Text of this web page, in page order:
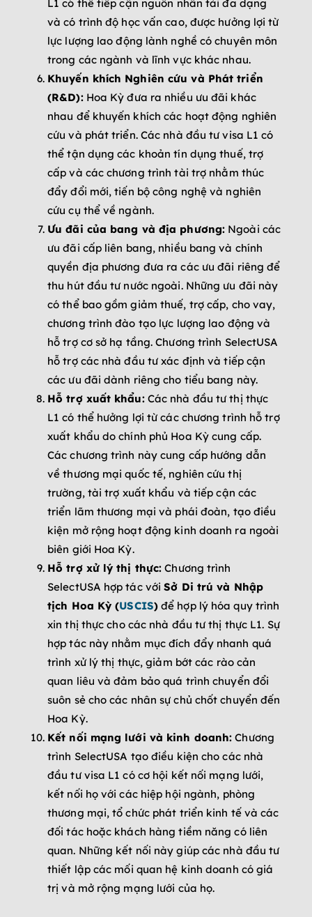
L1 có thể tiếp cận nguồn nhân tài đa dạng
và có trình độ học vấn cao, được hưởng lợi từ
lực lượng lao động lành nghề có chuyên môn
trong các ngành và lĩnh vực khác nhau.
Khuyến khích Nghiên cứu và Phát triển
(R&D):Hoa Kỳ đưa ra nhiều ưu đãi khác
nhau để khuyến khích các hoạt động nghiên
cứu và phát triển. Các nhà đầu tư visa L1 có
thể tận dụng các khoản tín dụng thuế, trợ
cấp và các chương trình tài trợ nhằm thúc
đẩy đổi mới, tiến bộ công nghệ và nghiên
cứu cụ thể về ngành.
Ưu đãi của bang và địa phương: Ngoài các
ưu đãi cấp liên bang, nhiều bang và chính
quyền địa phương đưa ra các ưu đãi riêng để
thu hút đầu tư nước ngoài. Những ưu đãi này
có thể bao gồm giảm thuế, trợ cấp, cho vay,
chương trình đào tạo lực lượng lao động và
hỗ trợ cơ sở hạ tầng. Chương trình SelectUSA
hỗ trợ các nhà đầu tư xác định và tiếp cận
các ưu đãi dành riêng cho tiểu bang này.
Hỗ trợ xuất khẩu:Các nhà đầu tư thị thực
L1 có thể hưởng lợi từ các chương trình hỗ trợ
xuất khẩu do chính phủ Hoa Kỳ cung cấp.
Các chương trình này cung cấp hướng dẫn
về thương mại quốc tế, nghiên cứu thị
trường, tài trợ xuất khẩu và tiếp cận các
triển lãm thương mại và phái đoàn, tạo điều
kiện mở rộng hoạt động kinh doanh ra ngoài
biên giới Hoa Kỳ.
Hỗ trợ xử lý thị thực: Chương trình
SelectUSA hợp tác vớiSở Di trú và Nhập
tịch Hoa Kỳ (USCIS)để hợp lý hóa quy trình
xin thị thực cho các nhà đầu tư thị thực L1. Sự
hợp tác này nhằm mục đích đẩy nhanh quá
trình xử lý thị thực, giảm bớt các rào cản
quan liêu và đảm bảo quá trình chuyển đổi
suôn sẻ cho các nhân sự chủ chốt chuyển đến
Hoa Kỳ.
Kết nối mạng lưới và kinh doanh: Chương
trình SelectUSA tạo điều kiện cho các nhà
đầu tư visa L1 có cơ hội kết nối mạng lưới,
kết nối họ với các hiệp hội ngành, phòng
thương mại, tổ chức phát triển kinh tế và các
đối tác hoặc khách hàng tiềm năng có liên
quan. Những kết nối này giúp các nhà đầu tư
thiết lập các mối quan hệ kinh doanh có giá
trị và mở rộng mạng lưới của họ.